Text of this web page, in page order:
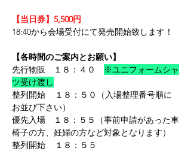
【当日券】5,500円
18:40から会場受付にて発売開始致します！
【各時間のご案内とお願い】
先行物販　１８：４０
※ユニフォームシャ
ツ受け渡し
整列開始    １８：５０（入場整理番号順に
お並び下さい）
優先入場　１８：５５（事前申請があった車
椅子の方、妊婦の方など対象となります）
整列開始    １８：５５